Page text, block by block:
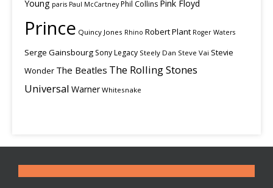
Young paris Paul McCartney Phil Collins Pink Floyd
Prince Quincy Jones Rhino Robert Plant Roger Waters
Serge Gainsbourg Sony Legacy Steely Dan Steve Vai Stevie
Wonder The Beatles The Rolling Stones
Universal Warner Whitesnake